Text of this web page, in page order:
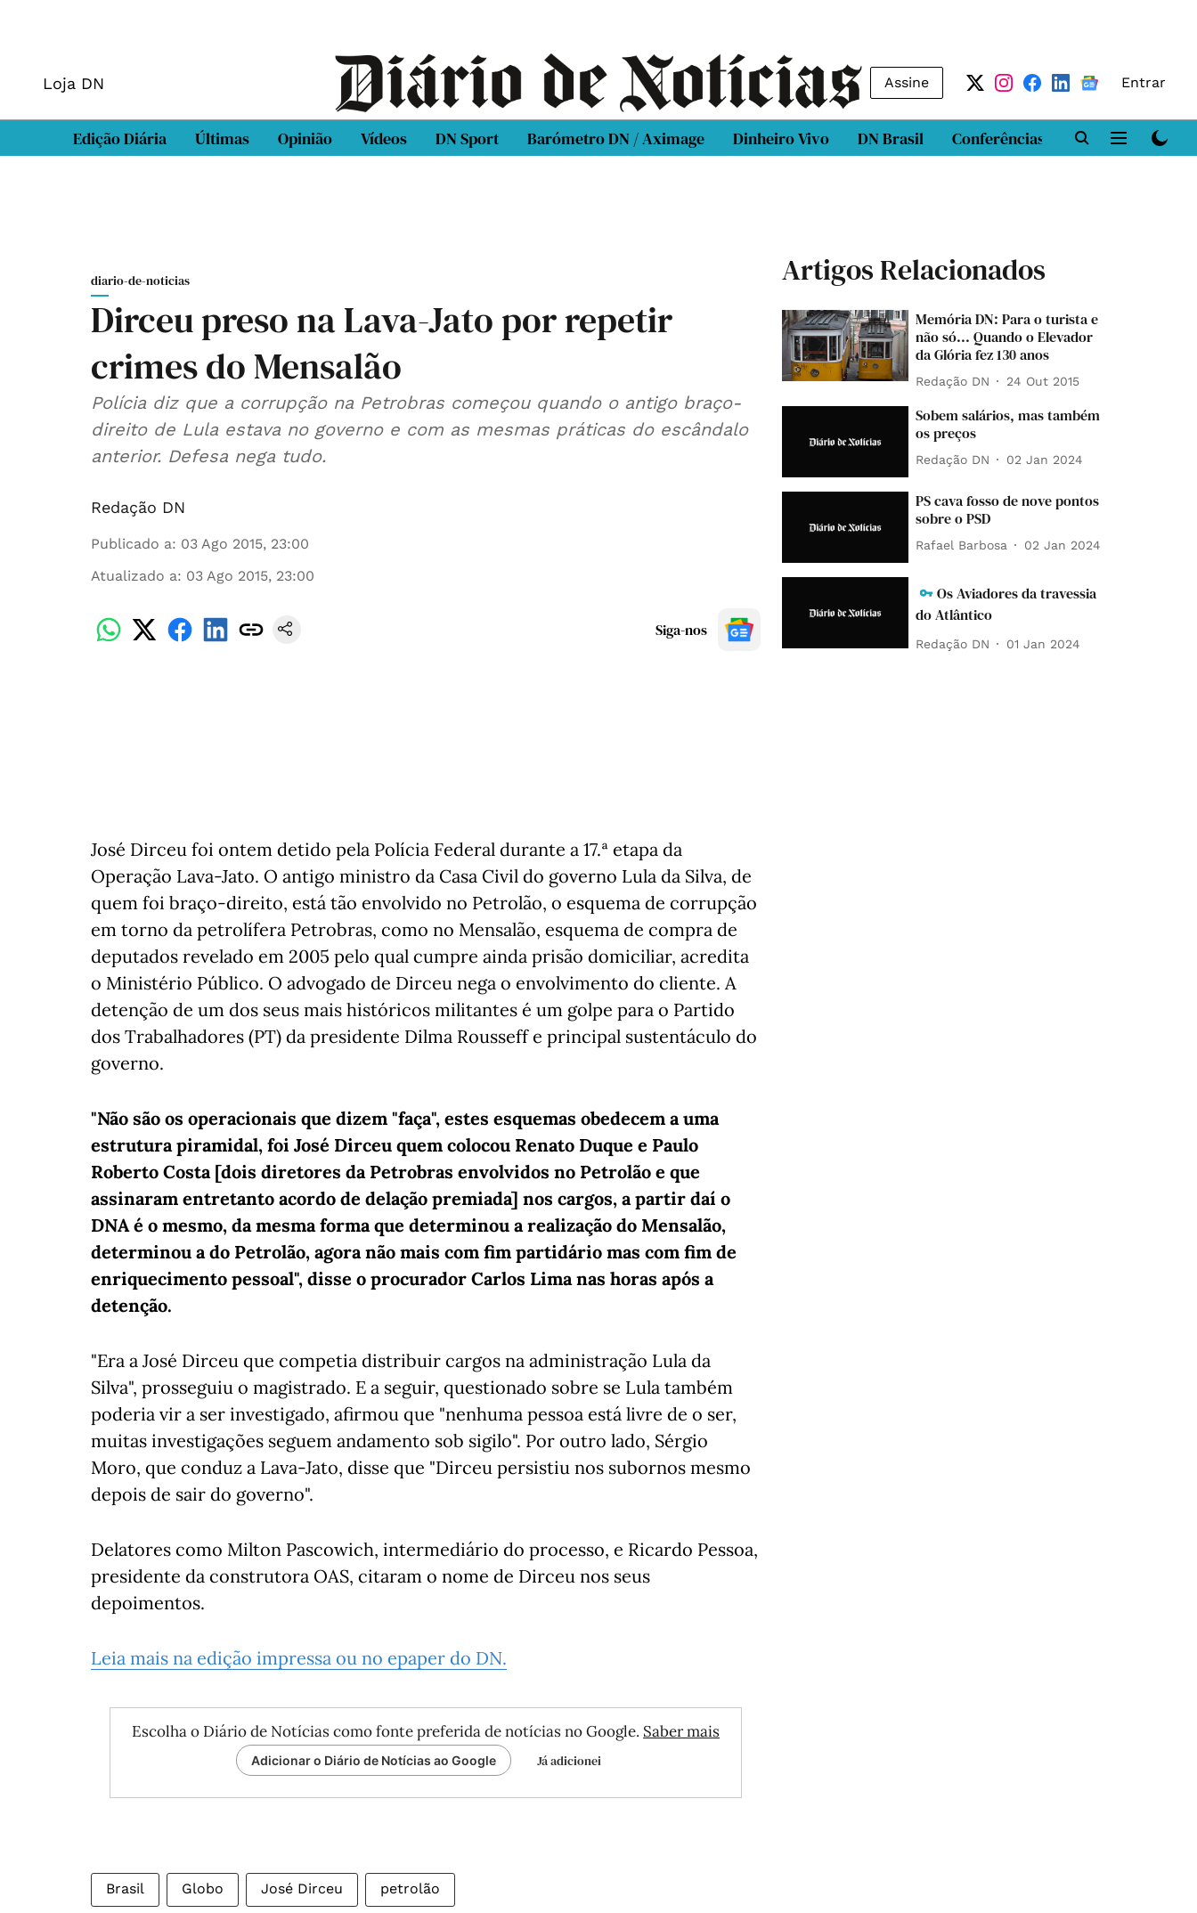
Loja DN Assine Entrar
Edição Diária Últimas Opinião Vídeos DN Sport Barómetro DN / Aximage Dinheiro Vivo DN Brasil Conferências DN LAB
diario-de-noticias
Dirceu preso na Lava-Jato por repetir
crimes do Mensalão
Polícia diz que a corrupção na Petrobras começou quando o antigo braço-
direito de Lula estava no governo e com as mesmas práticas do escândalo
anterior. Defesa nega tudo.
Redação DN
Publicado a: 03 Ago 2015, 23:00
Atualizado a: 03 Ago 2015, 23:00
Siga-nos
José Dirceu foi ontem detido pela Polícia Federal durante a 17.ª etapa da
Operação Lava-Jato. O antigo ministro da Casa Civil do governo Lula da Silva, de
quem foi braço-direito, está tão envolvido no Petrolão, o esquema de corrupção
em torno da petrolífera Petrobras, como no Mensalão, esquema de compra de
deputados revelado em 2005 pelo qual cumpre ainda prisão domiciliar, acredita
o Ministério Público. O advogado de Dirceu nega o envolvimento do cliente. A
detenção de um dos seus mais históricos militantes é um golpe para o Partido
dos Trabalhadores (PT) da presidente Dilma Rousseff e principal sustentáculo do
governo.
"Não são os operacionais que dizem "faça", estes esquemas obedecem a uma
estrutura piramidal, foi José Dirceu quem colocou Renato Duque e Paulo
Roberto Costa [dois diretores da Petrobras envolvidos no Petrolão e que
assinaram entretanto acordo de delação premiada] nos cargos, a partir daí o
DNA é o mesmo, da mesma forma que determinou a realização do Mensalão,
determinou a do Petrolão, agora não mais com fim partidário mas com fim de
enriquecimento pessoal", disse o procurador Carlos Lima nas horas após a
detenção.
"Era a José Dirceu que competia distribuir cargos na administração Lula da
Silva", prosseguiu o magistrado. E a seguir, questionado sobre se Lula também
poderia vir a ser investigado, afirmou que "nenhuma pessoa está livre de o ser,
muitas investigações seguem andamento sob sigilo". Por outro lado, Sérgio
Moro, que conduz a Lava-Jato, disse que "Dirceu persistiu nos subornos mesmo
depois de sair do governo".
Delatores como Milton Pascowich, intermediário do processo, e Ricardo Pessoa,
presidente da construtora OAS, citaram o nome de Dirceu nos seus
depoimentos.
Leia mais na edição impressa ou no epaper do DN.
Escolha o Diário de Notícias como fonte preferida de notícias no Google. Saber mais
Adicionar o Diário de Notícias ao Google Já adicionei
Brasil Globo José Dirceu petrolão
Artigos Relacionados
Memória DN: Para o turista e
não só... Quando o Elevador
da Glória fez 130 anos
Redação DN 24 Out 2015
Sobem salários, mas também
os preços
Redação DN 02 Jan 2024
PS cava fosso de nove pontos
sobre o PSD
Rafael Barbosa 02 Jan 2024
Os Aviadores da travessia
do Atlântico
Redação DN 01 Jan 2024